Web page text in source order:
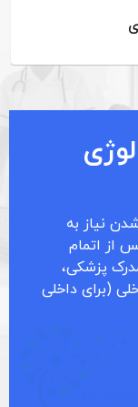
نیاز به
از اتمام
پزشکی،
(برای داخلی